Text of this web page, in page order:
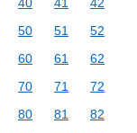
50 51
52
60 61
62
70 71
72
80 81
82